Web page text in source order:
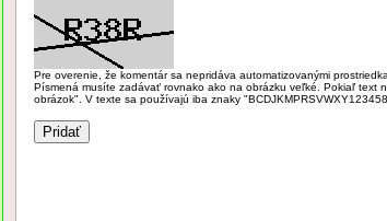
Pre overenie, že komentár sa nepridáva automatizovanými
Písmená musíte zadávať rovnako ako na obrázku veľké. Pokiaľ text
obrázok". V texte sa používajú iba znaky